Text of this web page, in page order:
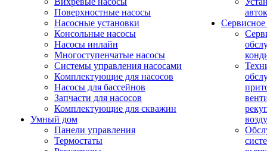
Поверхностные насосы
Насосные установки
Консольные насосы
Насосы инлайн
Многоступенчатые насосы
Системы управления насосами
Комплектующие для насосов
Насосы для бассейнов
Запчасти для насосов
Комплектующие для скважин
Умный дом
Панели управления
Термостаты